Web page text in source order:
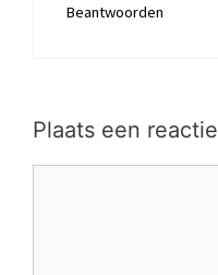
Beantwoorden
Plaats een reactie